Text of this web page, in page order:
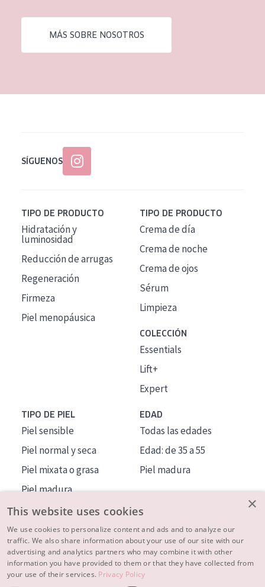
Piel expuesta al sol
Piel menopáusica
Todas las edades
MÁS SOBRE NOSOTROS
SÍGUENOS
TIPO DE PRODUCTO
Hidratación y
luminosidad
Reducción de arrugas
Regeneración
Firmeza
Piel menopáusica
TIPO DE PRODUCTO
Crema de día
Crema de noche
Crema de ojos
Sérum
Limpieza
COLECCIÓN
Essentials
Lift+
Expert
TIPO DE PIEL
Piel sensible
Piel normal y seca
Piel mixata o grasa
Piel madura
Piel expuesta al sol
Piel menopáusica
EDAD
Todas las edades
Edad: de 35 a 55
Piel madura
MÁS SOBRE NOSOTROS
INSPIRACIÓN
×
This website uses cookies
We use cookies to personalize content and ads and to analyze our
traffic. We also share information about your use of our site with our
advertising and analytics partners who may combine it with other
information you have provided to them or that they have collected from
your use of their services. Privacy Policy